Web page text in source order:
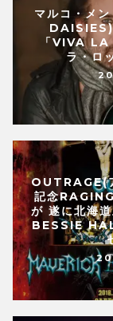
マルコ・メ
DAISIES)
「VIVA
ラ・ロ
OUTRAGE(
記念
が 遂に北海
BESSIE